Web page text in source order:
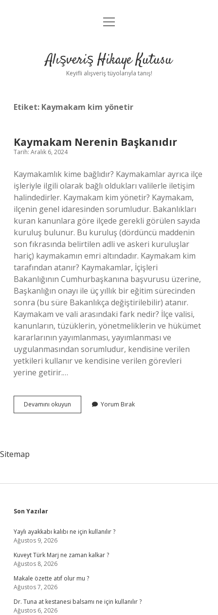
Anasayfa
Yasal Uyarı
menüyü
Alışveriş Hikaye Kutusu
Keyifli alışveriş tüyolarıyla tanış!
Etiket: Kaymakam kim yönetir
Kaymakam Nerenin Başkanıdır
Tarih: Aralık 6, 2024
Kaymakamlık kime bağlıdır? Kaymakamlar ayrıca ilçe
işleriyle ilgili olarak bağlı oldukları valilerle iletişim
halindedirler. Kaymakam kim yönetir? Kaymakam,
ilçenin genel idaresinden sorumludur. Bakanlıkları
kuran kanunlara göre ilçede gerekli görülen sayıda
kuruluş bulunur. Bu kuruluş (dördüncü maddenin
son fıkrasında belirtilen adli ve askeri kuruluşlar
hariç) kaymakamın emri altındadır. Kaymakam kim
tarafından atanır? Kaymakamlar, İçişleri
Bakanlığının Cumhurbaşkanına başvurusu üzerine,
Başkanlığın onayı ile üç yıllık bir eğitim sürecinden
sonra (bu süre Bakanlıkça değiştirilebilir) atanır.
Kaymakam ve vali arasındaki fark nedir? İlçe valisi,
kanunların, tüzüklerin, yönetmeliklerin ve hükümet
kararlarının yayımlanması, yayımlanması ve
uygulanmasından sorumludur, kendisine verilen
yetkileri kullanır ve kendisine verilen görevleri
yerine getirir.…
Devamını okuyun Kaymakam
Nerenin
Yorum Bırak
Sitemap
Sidebar
Son Yazılar
Yaylı ayakkabı kalıbı ne için kullanılır ?
Ağustos 9, 2026
Kuveyt Türk Marj ne zaman kalkar ?
Ağustos 8, 2026
Makale özette atıf olur mu ?
Ağustos 7, 2026
Dr. Tuna at kestanesi balsamı ne için kullanılır ?
Ağustos 6, 2026